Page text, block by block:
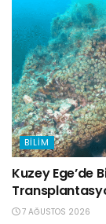
BILIM
Kuzey Ege’de
7 AĞUSTOS 2026